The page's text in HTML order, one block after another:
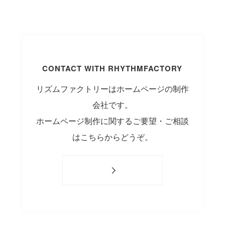
CONTACT WITH RHYTHMFACTORY
リズムファクトリーはホームページの制作
会社です。
ホームページ制作に関するご要望・ご相談
はこちらからどうぞ。